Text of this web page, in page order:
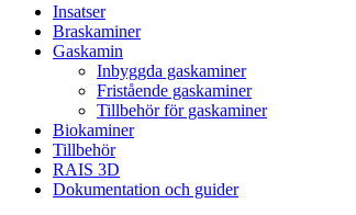
Insatser
Braskaminer
Gaskamin
Inbyggda gaskaminer
Fristående gaskaminer
Tillbehör för gaskaminer
Biokaminer
Tillbehör
RAIS 3D
Dokumentation och guider